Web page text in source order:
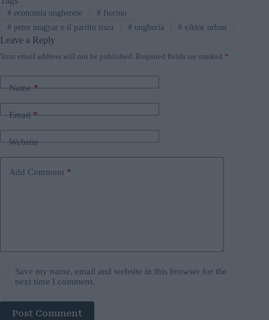
#economia ungherese #fiorino
#peter magyar e il partito tisza #ungheria # viktor orban
Leave a Reply
Your email address will not be published. Required fields are marked *
Name*
Email*
Website
Add Comment *
Save my name, email and website in this browser for the
next time I comment.
Post Comment